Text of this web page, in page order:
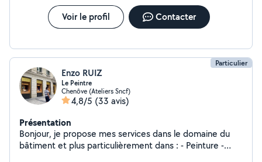
Voir le profil Contacter
Particulier
Enzo RUIZ
Le Peintre
Chenôve (Ateliers Sncf)
4,8/5 (33 avis)
Présentation
Bonjour, je propose mes services dans le domaine du
bâtiment et plus particulièrement dans : - Peinture -